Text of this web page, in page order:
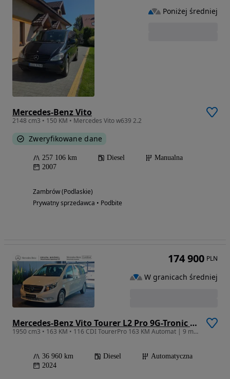
Mercedes-Benz Vito
2148 cm3 • 150 KM • Mercedes Vito w639 2.2
Zweryfikowane dane
257 106 km Diesel
Manualna
2007
Zambrów (Podlaskie)
Prywatny sprzedawca • Podbite
Poniżej średniej
Mercedes-Benz Vito Tourer L2 Pro 9G-Tronic 447.703
1950 cm3 • 163 KM • 116 CDI TourerPro 163 KM Automat | 9 miejsc |Tempomat | Kanapy komfort
36 960 km Diesel
Automatyczna
2024
174 900 PLN
W granicach średniej